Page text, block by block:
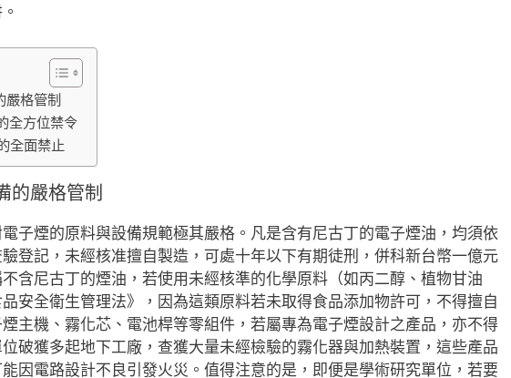
嚴格管制
全方位禁令
全面禁止
的嚴格管制
子煙的原料與設備規範極其嚴格。凡是含有尼古丁的電子煙油，均須依
驗登記，未經核准擅自製造，可處十年以下有期徒刑，併科新台幣一億元
含尼古丁的煙油，若使用未經核準的化學原料（如丙二醇、植物甘油
安全衛生管理法》，因為這類原料若未取得食品添加物許可，不得擅自
主機、霧化芯、電池桿等零組件，若屬專為電子煙設計之產品，亦不得
破獲多起地下工廠，查獲大量未經檢驗的霧化器與加熱裝置，這些產品
因電路設計不良引發火災。值得注意的是，即便是學術研究單位，若要